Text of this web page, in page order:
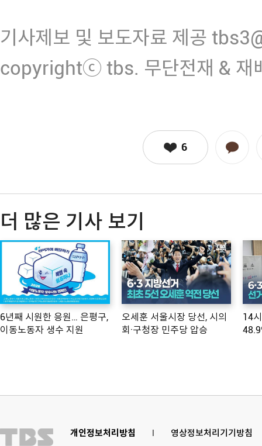
기사제보 및 보도자료 제공
copyrightⓒ tbs. 무단전재 & 재
6
더 많은 기사 보기
6년째 시원한 응원… 은평구,
이동노동자 생수 지원
오세훈 서울시장 당선, 시의
회·구청장 민주당 압승
14
개인정보처리방침 l 영상정보처리기기방침